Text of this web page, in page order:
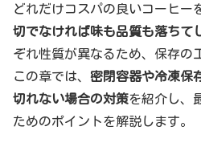
どれだけコスパの良いコーヒー
切でなければ味も品質も落ちて
ぞれ性質が異なるため、保存の
この章では、 密閉容器や冷凍保
切れない場合の対策を紹介し、
ためのポイントを解説します。